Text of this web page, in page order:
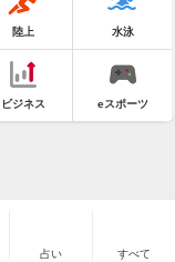
陸上 水泳
ビジネス eスポーツ
占い すべて